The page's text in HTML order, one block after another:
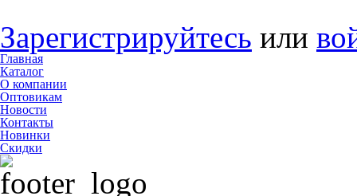
Зарегистрируйтесь или
Главная
Каталог
О компании
Оптовикам
Новости
Контакты
Новинки
Скидки